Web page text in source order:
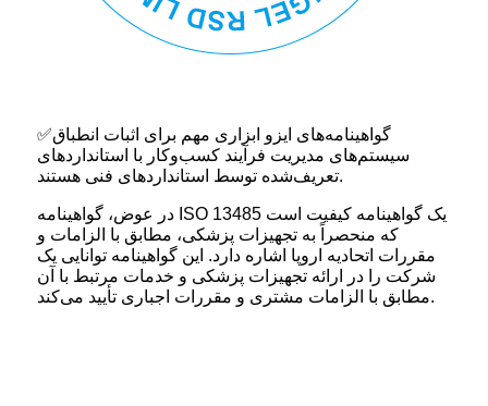
✅گواهینامه‌های ایزو ابزاری مهم برای اثبات انطباق
سیستم‌های مدیریت فرآیند کسب‌وکار با استانداردهای
تعریف‌شده توسط استانداردهای فنی هستند.
در عوض، گواهینامه ISO 13485 یک گواهینامه کیفیت است
که منحصراً به تجهیزات پزشکی، مطابق با الزامات و
مقررات اتحادیه اروپا اشاره دارد. این گواهینامه توانایی یک
شرکت را در ارائه تجهیزات پزشکی و خدمات مرتبط با آن
مطابق با الزامات مشتری و مقررات اجباری تأیید می‌کند.